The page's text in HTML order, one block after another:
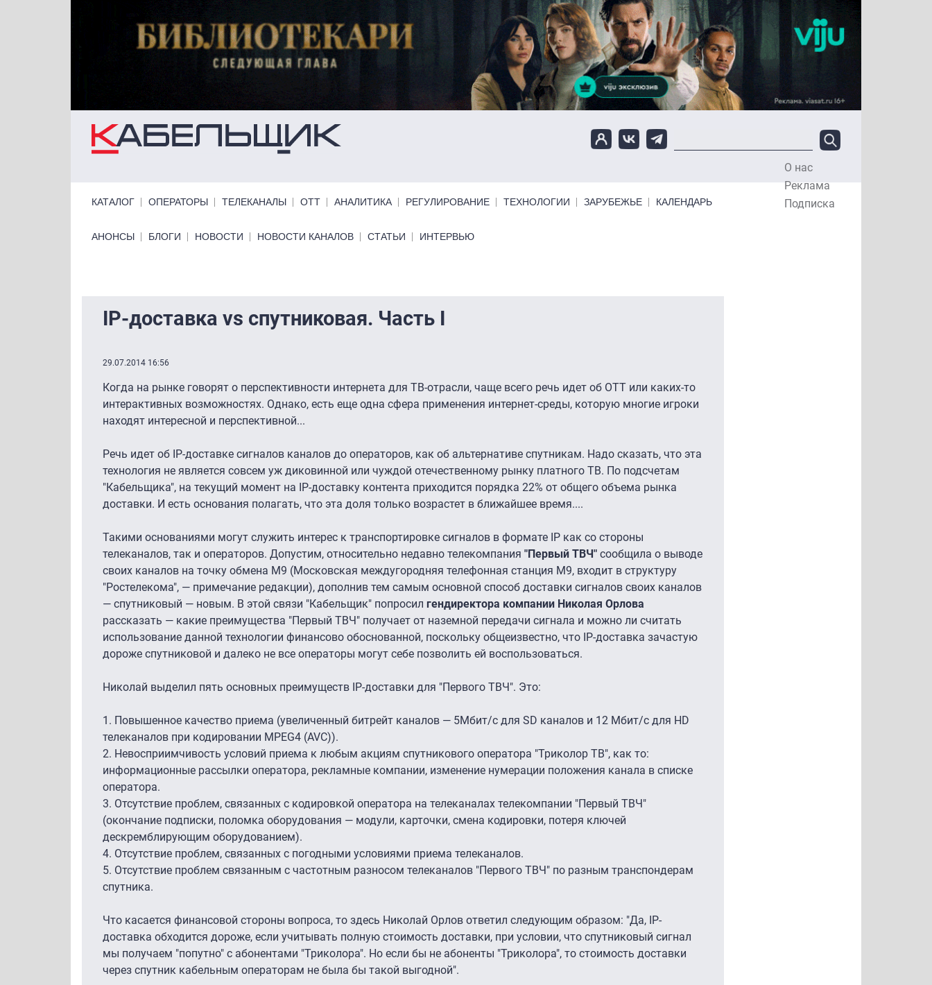
О нас
Реклама
Подписка
КАТАЛОГ ОПЕРАТОРЫ ТЕЛЕКАНАЛЫ ОТТ АНАЛИТИКА РЕГУЛИРОВАНИЕ ТЕХНОЛОГИИ ЗАРУБЕЖЬЕ КАЛЕНДАРЬ
Primary links bottom
АНОНСЫ БЛОГИ НОВОСТИ НОВОСТИ КАНАЛОВ СТАТЬИ ИНТЕРВЬЮ
IP-доставка vs спутниковая. Часть I
29.07.2014 16:56
Когда на рынке говорят о перспективности интернета для ТВ-отрасли, чаще всего речь идет об OTT или каких-то
интерактивных возможностях. Однако, есть еще одна сфера применения интернет-среды, которую многие игроки
находят интересной и перспективной...
Речь идет об IP-доставке сигналов каналов до операторов, как об альтернативе спутникам. Надо сказать, что эта
технология не является совсем уж диковинной или чуждой отечественному рынку платного ТВ. По подсчетам
"Кабельщика", на текущий момент на IP-доставку контента приходится порядка 22% от общего объема рынка
доставки. И есть основания полагать, что эта доля только возрастет в ближайшее время....
Такими основаниями могут служить интерес к транспортировке сигналов в формате IP как со стороны
телеканалов, так и операторов. Допустим, относительно недавно телекомпания "Первый ТВЧ" сообщила о выводе
своих каналов на точку обмена М9 (Московская междугородняя телефонная станция М9, входит в структуру
"Ростелекома", — примечание редакции), дополнив тем самым основной способ доставки сигналов своих каналов
— спутниковый — новым. В этой связи "Кабельщик" попросил гендиректора компании Николая Орлова
рассказать — какие преимущества "Первый ТВЧ" получает от наземной передачи сигнала и можно ли считать
использование данной технологии финансово обоснованной, поскольку общеизвестно, что IP-доставка зачастую
дороже спутниковой и далеко не все операторы могут себе позволить ей воспользоваться.
Николай выделил пять основных преимуществ IP-доставки для "Первого ТВЧ". Это:
1. Повышенное качество приема (увеличенный битрейт каналов — 5Мбит/c для SD каналов и 12 Мбит/с для HD
телеканалов при кодировании MPEG4 (AVC)).
2. Невосприимчивость условий приема к любым акциям спутникового оператора "Триколор ТВ", как то:
информационные рассылки оператора, рекламные компании, изменение нумерации положения канала в списке
оператора.
3. Отсутствие проблем, связанных с кодировкой оператора на телеканалах телекомпании "Первый ТВЧ"
(окончание подписки, поломка оборудования — модули, карточки, смена кодировки, потеря ключей
дескремблирующим оборудованием).
4. Отсутствие проблем, связанных с погодными условиями приема телеканалов.
5. Отсутствие проблем связанным с частотным разносом телеканалов "Первого ТВЧ" по разным транспондерам
спутника.
Что касается финансовой стороны вопроса, то здесь Николай Орлов ответил следующим образом: "Да, IP-
доставка обходится дороже, если учитывать полную стоимость доставки, при условии, что спутниковый сигнал
мы получаем "попутно" с абонентами "Триколора". Но если бы не абоненты "Триколора", то стоимость доставки
через спутник кабельным операторам не была бы такой выгодной".